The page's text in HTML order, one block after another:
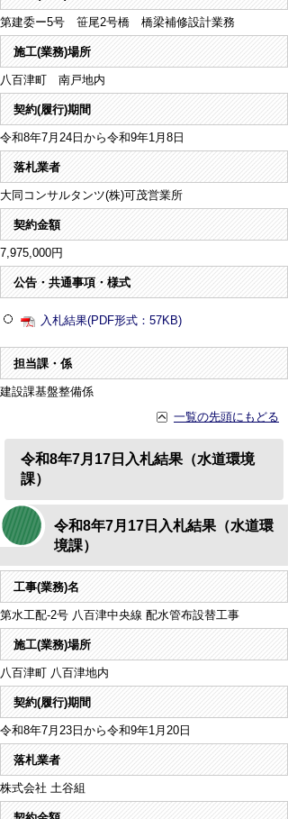
第建委ー5号 笹尾2号橋 橋梁補修設計業務
施工(業務)場所
八百津町 南戸地内
契約(履行)期間
令和8年7月24日から令和9年1月8日
落札業者
大同コンサルタンツ(株)可茂営業所
契約金額
7,975,000円
公告・共通事項・様式
入札結果(PDF形式：57KB)
担当課・係
建設課基盤整備係
一覧の先頭にもどる
令和8年7月17日入札結果（水道環境
課）
令和8年7月17日入札結果（水道環
境課）
工事(業務)名
第水工配-2号 八百津中央線 配水管布設替工事
施工(業務)場所
八百津町 八百津地内
契約(履行)期間
令和8年7月23日から令和9年1月20日
落札業者
株式会社 土谷組